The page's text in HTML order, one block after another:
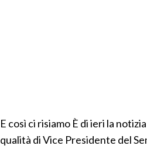
E così ci risiamo È di ieri la
qualità di Vice Presidente del